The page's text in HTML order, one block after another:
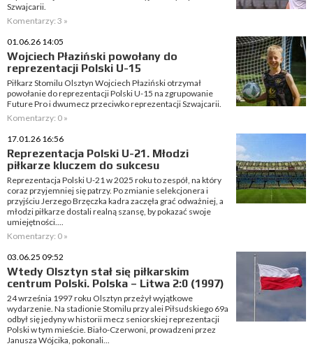
Szwajcarii.
Komentarzy: 3 »
01.06.26 14:05
Wojciech Płaziński powołany do
reprezentacji Polski U-15
Piłkarz Stomilu Olsztyn Wojciech Płaziński otrzymał
powołanie do reprezentacji Polski U-15 na zgrupowanie
Future Pro i dwumecz przeciwko reprezentacji Szwajcarii.
Komentarzy: 0 »
17.01.26 16:56
Reprezentacja Polski U-21. Młodzi
piłkarze kluczem do sukcesu
Reprezentacja Polski U-21 w 2025 roku to zespół, na który
coraz przyjemniej się patrzy. Po zmianie selekcjonera i
przyjściu Jerzego Brzęczka kadra zaczęła grać odważniej, a
młodzi piłkarze dostali realną szansę, by pokazać swoje
umiejętności....
Komentarzy: 0 »
03.06.25 09:52
Wtedy Olsztyn stał się piłkarskim
centrum Polski. Polska – Litwa 2:0 (1997)
24 września 1997 roku Olsztyn przeżył wyjątkowe
wydarzenie. Na stadionie Stomilu przy alei Piłsudskiego 69a
odbył się jedyny w historii mecz seniorskiej reprezentacji
Polski w tym mieście. Biało-Czerwoni, prowadzeni przez
Janusza Wójcika, pokonali...